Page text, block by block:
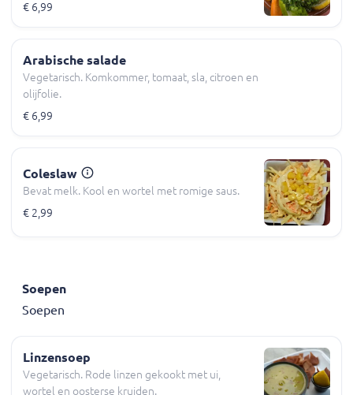
€ 6,99
Arabische salade
Vegetarisch. Komkommer, tomaat, sla, citroen en
olijfolie.
€ 6,99
Coleslaw
Bevat melk. Kool en wortel met romige saus.
€ 2,99
Soepen
Soepen
Linzensoep
Vegetarisch. Rode linzen gekookt met ui,
wortel en oosterse kruiden.